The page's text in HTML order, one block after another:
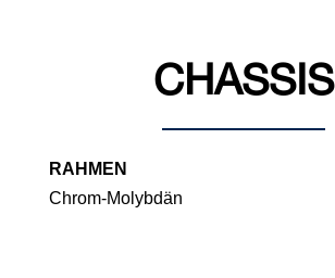
CHASSIS
RAHMEN
Chrom-Molybdän